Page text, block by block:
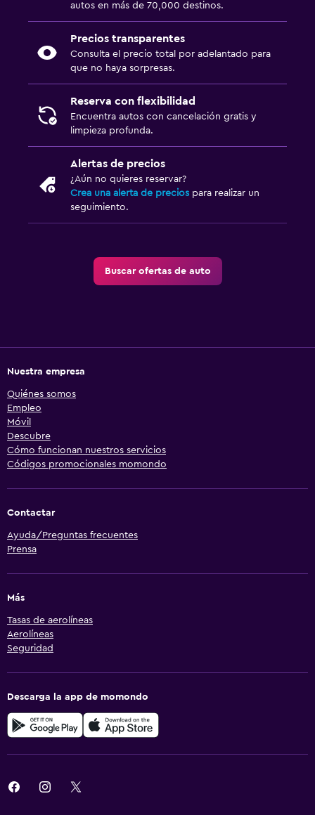
autos en más de 70,000 destinos.
Precios transparentes
Consulta el precio total por adelantado para
que no haya sorpresas.
Reserva con flexibilidad
Encuentra autos con cancelación gratis y
limpieza profunda.
Alertas de precios
¿Aún no quieres reservar?
Crea una alerta de precios para realizar un
seguimiento.
Buscar ofertas de auto
Nuestra empresa
Quiénes somos
Empleo
Móvil
Descubre
Cómo funcionan nuestros servicios
Códigos promocionales momondo
Contactar
Ayuda/Preguntas frecuentes
Prensa
Más
Tasas de aerolíneas
Aerolíneas
Seguridad
Descarga la app de momondo